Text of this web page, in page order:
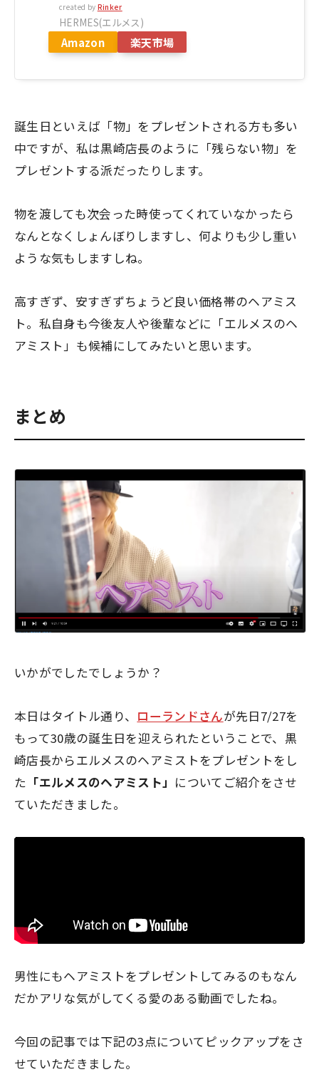
created by Rinker
HERMES(エルメス)
Amazon 楽天市場
誕生日といえば「物」をプレゼントされる方も多い
中ですが、私は黒崎店長のように「残らない物」を
プレゼントする派だったりします。
物を渡しても次会った時使ってくれていなかったら
なんとなくしょんぼりしますし、何よりも少し重い
ような気もしますしね。
高すぎず、安すぎずちょうど良い価格帯のヘアミス
ト。私自身も今後友人や後輩などに「エルメスのヘ
アミスト」も候補にしてみたいと思います。
まとめ
いかがでしたでしょうか？
本日はタイトル通り、 ローランドさんが先日7/27を
もって30歳の誕生日を迎えられたということで、黒
崎店長からエルメスのヘアミストをプレゼントをし
た 「エルメスのヘアミスト」 についてご紹介をさせ
ていただきました。
男性にもヘアミストをプレゼントしてみるのもなん
だかアリな気がしてくる愛のある動画でしたね。
今回の記事では下記の3点についてピックアップをさ
せていただきました。